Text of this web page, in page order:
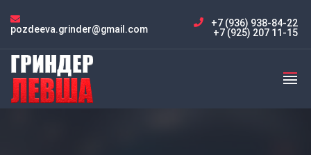
pozdeeva.grinder@gmail.com
+7 (936) 938-84-22
+7 (925) 207 11-15